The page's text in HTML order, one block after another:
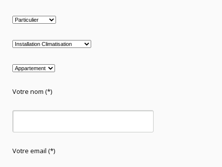
Votre nom (*)
Votre email (*)